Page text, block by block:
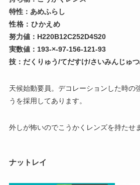
特性：あめふらし
性格：ひかえめ
努力値：H220B12C252D4S20
実数値：193-×-97-156-121-93
技：だくりゅう/てだすけ/さいみんじゅ
天候始動要員。デコレーションした時の
うを採用してあります。
外しが怖いのでこうかくレンズを持たせ
ナットレイ